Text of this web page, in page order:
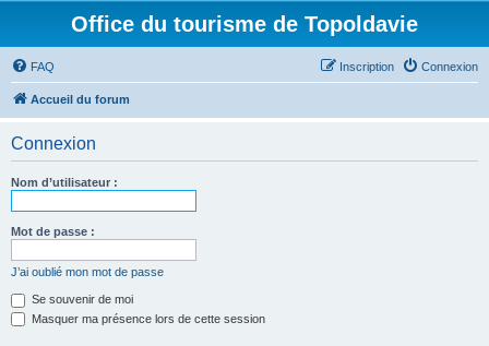
Office du tourisme de Topoldavie
FAQ Connexion
Inscription
Accueil du forum
Connexion
Nom d’utilisateur :
Mot de passe :
J’ai oublié mon mot de passe
Se souvenir de moi
Masquer ma présence lors de cette session